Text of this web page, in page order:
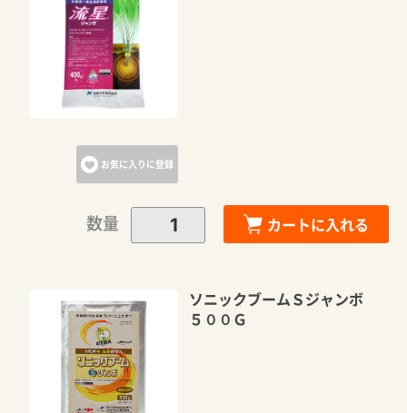
お気に入りに登録
数量 カートに入れる
ソニックブームＳジャンボ
５００Ｇ